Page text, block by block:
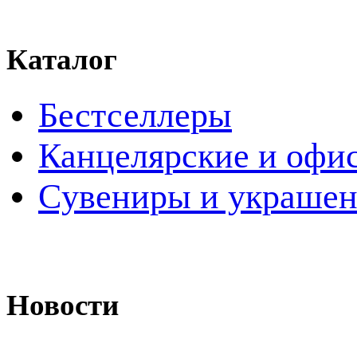
Каталог
Бестселлеры
Канцелярские и
Cувениры и
Новости